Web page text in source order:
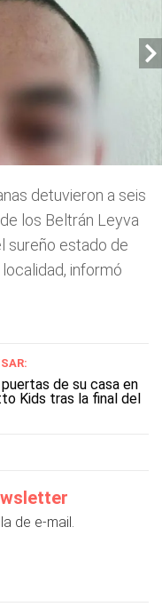
detuvieron a seis
los Beltrán Leyva
sureño estado de
informó
de su casa en
Kids tras la final del
de e-mail.